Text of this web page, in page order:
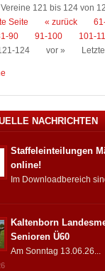
Vereine 121 bis 124 von
Seite
« zurück
90 91-100 101-
124 vor »
NACHRICHTEN
Staffeleinteilungen
online!
Im Downloadbereich
Kaltenborn
Senioren Ü60
Am Sonntag 13.06.26...